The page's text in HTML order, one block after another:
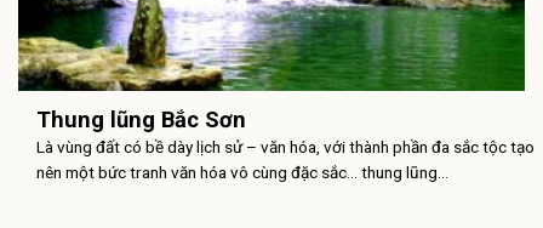
Thung lũng Bắc Sơn
Là vùng đất có bề dày lịch sử – văn hóa, với thành phần đa sắc tộc tạo
nên một bức tranh văn hóa vô cùng đặc sắc… thung lũng...